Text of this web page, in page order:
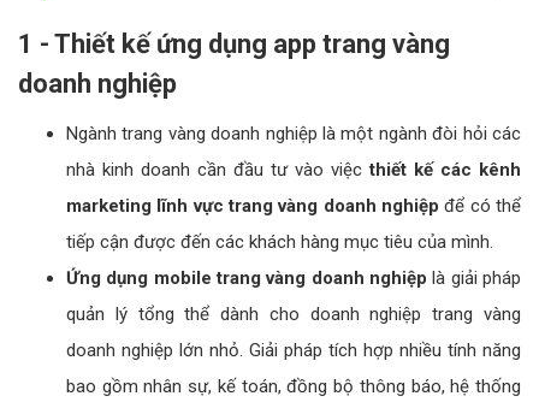
1 - Thiết kế ứng dụng app trang vàng
doanh nghiệp
Ngành trang vàng doanh nghiệp là một ngành đòi hỏi các
nhà kinh doanh cần đầu tư vào việcthiết kế các kênh
marketing lĩnh vực trang vàng doanh nghiệp để có thể
tiếp cận được đến các khách hàng mục tiêu của mình.
Ứng dụng mobile trang vàng doanh nghiệp là giải pháp
quản lý tổng thể dành cho doanh nghiệp trang vàng
doanh nghiệp lớn nhỏ. Giải pháp tích hợp nhiều tính năng
bao gồm nhân sự, kế toán, đồng bộ thông báo, hệ thống